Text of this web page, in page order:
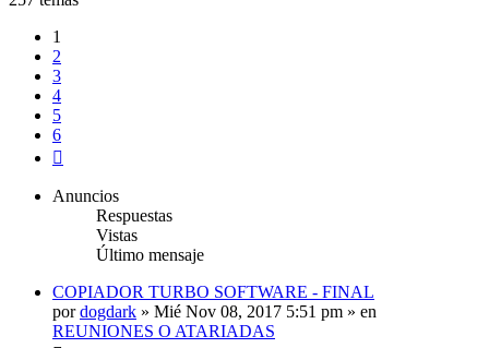
1
2
3
4
5
6
Anuncios
Respuestas
Vistas
Último mensaje
COPIADOR TURBO SOFTWARE - FINAL
pordogdark » Mié Nov 08, 2017 5:51 pm » en
REUNIONES O ATARIADAS